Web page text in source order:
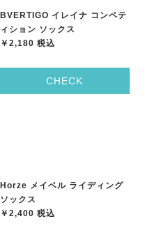
BVERTIGO イレイナ コンペテ
ィション ソックス
￥2,180 税込
CHECK
Horze メイベル ライディング
ソックス
￥2,400 税込